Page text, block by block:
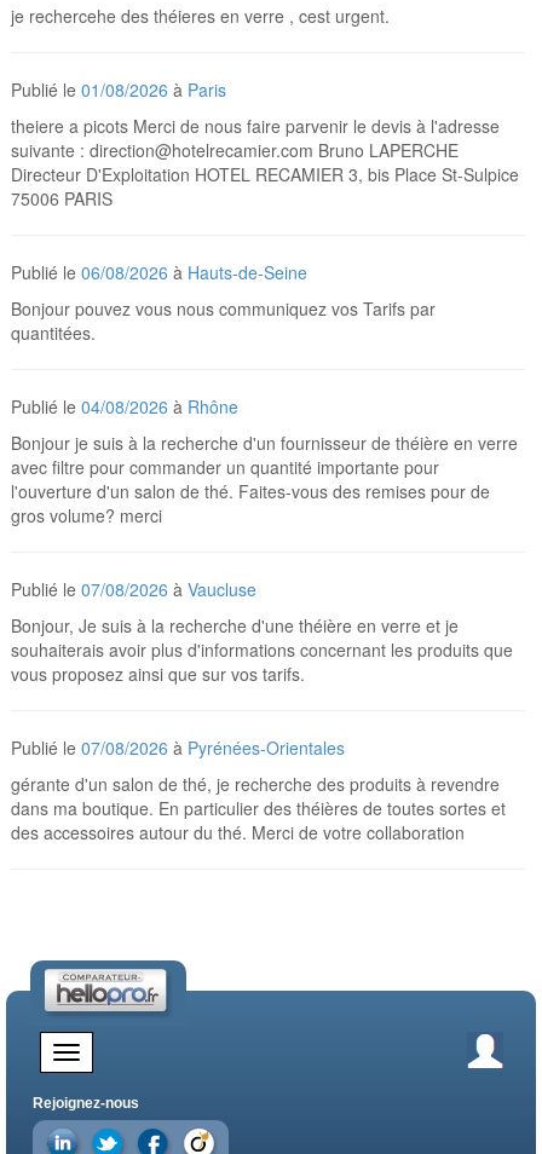
je rechercehe des théieres en verre , cest urgent.
Publié le01/08/2026 à Paris
theiere a picots Merci de nous faire parvenir le devis à l'adresse
suivante : direction@hotelrecamier.com Bruno LAPERCHE
Directeur D'Exploitation HOTEL RECAMIER 3, bis Place St-Sulpice
75006 PARIS
Publié le06/08/2026 à Hauts-de-Seine
Bonjour pouvez vous nous communiquez vos Tarifs par
quantitées.
Publié le04/08/2026 à Rhône
Bonjour je suis à la recherche d'un fournisseur de théière en verre
avec filtre pour commander un quantité importante pour
l'ouverture d'un salon de thé. Faites-vous des remises pour de
gros volume? merci
Publié le07/08/2026 àVaucluse
Bonjour, Je suis à la recherche d'une théière en verre et je
souhaiterais avoir plus d'informations concernant les produits que
vous proposez ainsi que sur vos tarifs.
Publié le07/08/2026 à Pyrénées-Orientales
gérante d'un salon de thé, je recherche des produits à revendre
dans ma boutique. En particulier des théières de toutes sortes et
des accessoires autour du thé. Merci de votre collaboration
Rejoignez-nous